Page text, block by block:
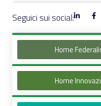
Seguici sui social:
Home
Home